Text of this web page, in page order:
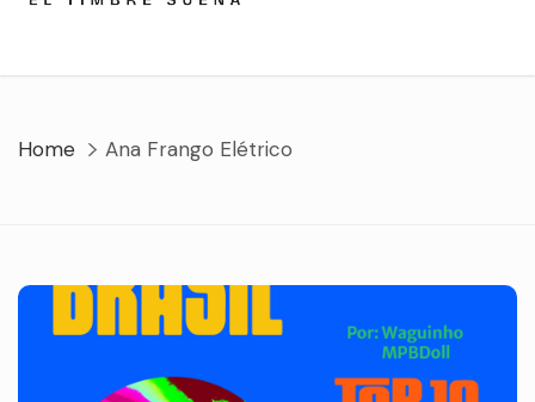
Home Ana Frango Elétrico